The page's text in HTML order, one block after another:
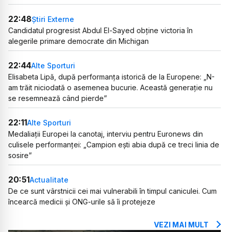
22:48Știri Externe
Candidatul progresist Abdul El-Sayed obține victoria în
alegerile primare democrate din Michigan
22:44Alte Sporturi
Elisabeta Lipă, după performanța istorică de la Europene: „N-
am trăit niciodată o asemenea bucurie. Această generație nu
se resemnează când pierde”
22:11Alte Sporturi
Medaliații Europei la canotaj, interviu pentru Euronews din
culisele performanței: „Campion ești abia după ce treci linia de
sosire”
20:51Actualitate
De ce sunt vârstnicii cei mai vulnerabili în timpul caniculei. Cum
încearcă medicii și ONG-urile să îi protejeze
VEZI MAI MULT